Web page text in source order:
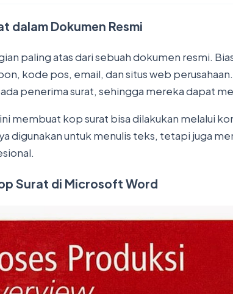
dalam Dokumen Resmi
paling atas dari sebuah dokumen resmi.
kode pos, email, dan situs web
penerima surat, sehingga mereka dapat
membuat kop surat bisa dilakukan melalui
digunakan untuk menulis teks, tetapi juga
Surat di Microsoft Word